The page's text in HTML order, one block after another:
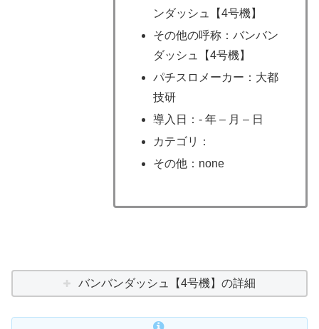
ンダッシュ【4号機】
その他の呼称：バンバン
ダッシュ【4号機】
パチスロメーカー：大都
技研
導入日：- 年 – 月 – 日
カテゴリ：
その他：none
バンバンダッシュ【4号機】の詳細